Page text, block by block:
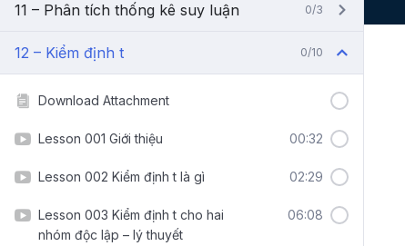
11 – Phân tích thống kê suy luận 0/3
12 – Kiểm định t 0/10
Download Attachment
Lesson 001 Giới thiệu 00:32
Lesson 002 Kiểm định t là gì 02:29
Lesson 003 Kiểm định t cho hai
nhóm độc lập – lý thuyết
06:08